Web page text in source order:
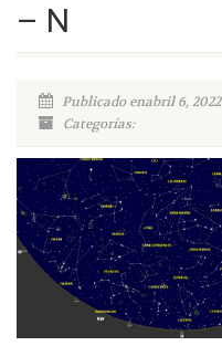
– N
Publicado enabril 6, 2022
Categorías: